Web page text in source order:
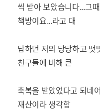
씩 받아 보았습니다...그
책방이요...라고 대
답하던 저의 당당하고 떳
친구들에 비해 큰
축복을 받았었다고 되네
재산이라 생각합